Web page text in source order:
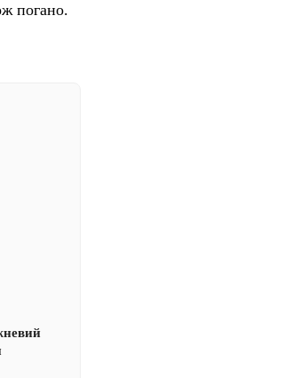
погано.